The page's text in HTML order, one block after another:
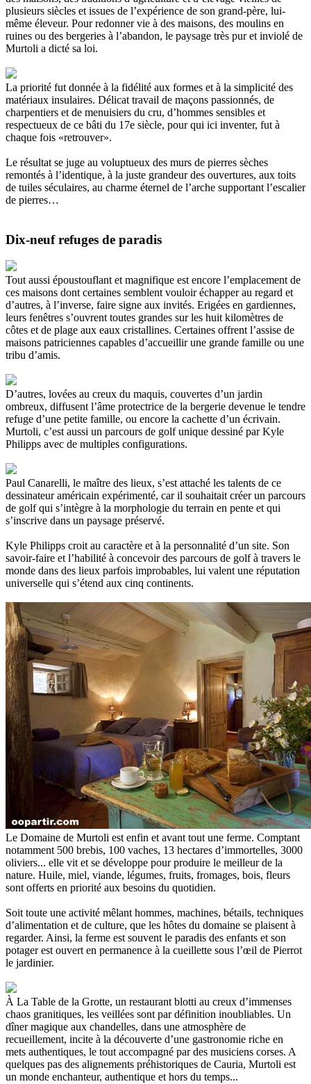
plusieurs siècles et issues de l’expérience de son grand-père, lui-
même éleveur. Pour redonner vie à des maisons, des moulins en
ruines ou des bergeries à l’abandon, le paysage très pur et inviolé de
Murtoli a dicté sa loi.
La priorité fut donnée à la fidélité aux formes et à la simplicité des
matériaux insulaires. Délicat travail de maçons passionnés, de
charpentiers et de menuisiers du cru, d’hommes sensibles et
respectueux de ce bâti du 17e siècle, pour qui ici inventer, fut à
chaque fois «retrouver».
Le résultat se juge au voluptueux des murs de pierres sèches
remontés à l’identique, à la juste grandeur des ouvertures, aux toits
de tuiles séculaires, au charme éternel de l’arche supportant l’escalier
de pierres…
Dix-neuf refuges de paradis
Tout aussi époustouflant et magnifique est encore l’emplacement de
ces maisons dont certaines semblent vouloir échapper au regard et
d’autres, à l’inverse, faire signe aux invités. Erigées en gardiennes,
leurs fenêtres s’ouvrent toutes grandes sur les huit kilomètres de
côtes et de plage aux eaux cristallines. Certaines offrent l’assise de
maisons patriciennes capables d’accueillir une grande famille ou une
tribu d’amis.
D’autres, lovées au creux du maquis, couvertes d’un jardin
ombreux, diffusent l’âme protectrice de la bergerie devenue le tendre
refuge d’une petite famille, ou encore la cachette d’un écrivain.
Murtoli, c’est aussi un parcours de golf unique dessiné par Kyle
Philipps avec de multiples configurations.
Paul Canarelli, le maître des lieux, s’est attaché les talents de ce
dessinateur américain expérimenté, car il souhaitait créer un parcours
de golf qui s’intègre à la morphologie du terrain en pente et qui
s’inscrive dans un paysage préservé.
Kyle Philipps croit au caractère et à la personnalité d’un site. Son
savoir-faire et l’habilité à concevoir des parcours de golf à travers le
monde dans des lieux parfois improbables, lui valent une réputation
universelle qui s’étend aux cinq continents.
Le Domaine de Murtoli est enfin et avant tout une ferme. Comptant
notamment 500 brebis, 100 vaches, 13 hectares d’immortelles, 3000
oliviers... elle vit et se développe pour produire le meilleur de la
nature. Huile, miel, viande, légumes, fruits, fromages, bois, fleurs
sont offerts en priorité aux besoins du quotidien.
Soit toute une activité mêlant hommes, machines, bétails, techniques
d’alimentation et de culture, que les hôtes du domaine se plaisent à
regarder. Ainsi, la ferme est souvent le paradis des enfants et son
potager est ouvert en permanence à la cueillette sous l’œil de Pierrot
le jardinier.
À La Table de la Grotte, un restaurant blotti au creux d’immenses
chaos granitiques, les veillées sont par définition inoubliables. Un
dîner magique aux chandelles, dans une atmosphère de
recueillement, incite à la découverte d’une gastronomie riche en
mets authentiques, le tout accompagné par des musiciens corses. A
quelques pas des alignements préhistoriques de Cauria, Murtoli est
un monde enchanteur, authentique et hors du temps...